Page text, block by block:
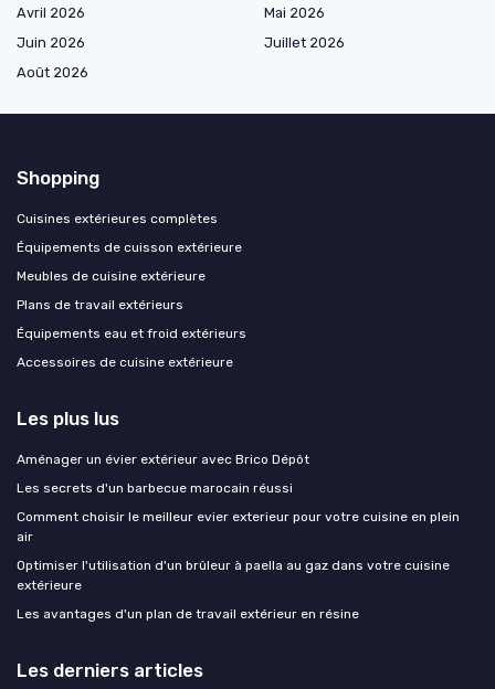
Avril 2026
Mai 2026
Juin 2026
Juillet 2026
Août 2026
Shopping
Cuisines extérieures complètes
Équipements de cuisson extérieure
Meubles de cuisine extérieure
Plans de travail extérieurs
Équipements eau et froid extérieurs
Accessoires de cuisine extérieure
Les plus lus
Aménager un évier extérieur avec Brico Dépôt
Les secrets d'un barbecue marocain réussi
Comment choisir le meilleur evier exterieur pour votre cuisine en plein
air
Optimiser l'utilisation d'un brûleur à paella au gaz dans votre cuisine
extérieure
Les avantages d'un plan de travail extérieur en résine
Les derniers articles